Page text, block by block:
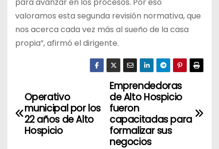
valoramos esta segunda revisión normativa, que
nos acerca cada vez más al sueño de la casa
propia”, afirmó el dirigente.
N
a
Emprendedoras
de Alto Hospicio
fueron
capacitadas para
formalizar sus
negocios
Operativo
municipal por los
22 años de Alto
Hospicio